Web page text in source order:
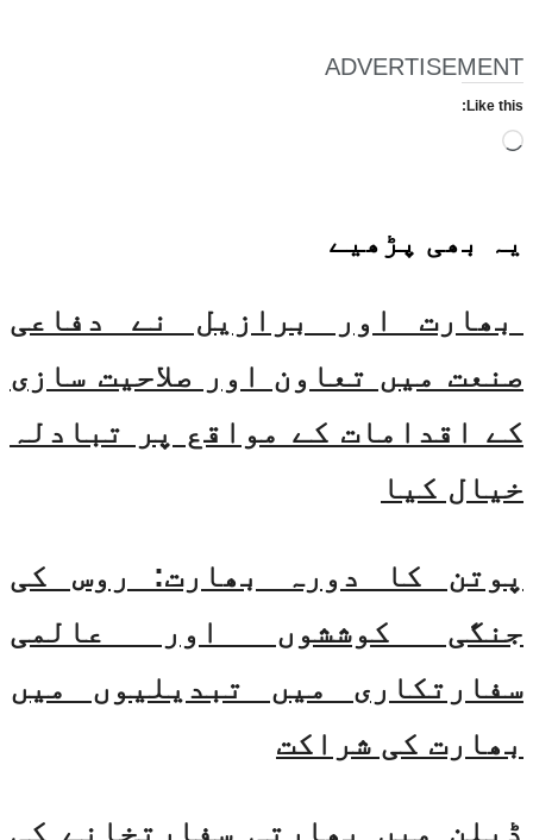
ADVERTISEMENT
Like this:
Loading…
یہ بھی پڑھیے
بھارت اور برازیل نے دفاعی
صنعت میں تعاون اور صلاحیت سازی
کے اقدامات کے مواقع پر تبادلہ
خیال کیا
پوتن کا دورہ بھارت: روس کی
جنگی کوششوں اور عالمی
سفارتکاری میں تبدیلیوں میں
بھارت کی شراکت
ڈبلن میں بھارتی سفارتخانے کی